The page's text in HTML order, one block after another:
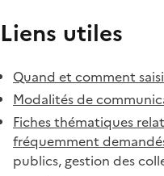
Liens utiles
Quand et comment
Modalités de
Fiches thématiques
fréquemment
publics, gestion des